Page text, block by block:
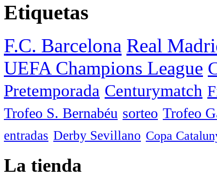
Etiquetas
F.C. Barcelona Real
UEFA Champions League
Pretemporada Centurymatch
Trofeo S. Bernabéu sorteo Trofeo
entradas Derby Sevillano Copa
La tienda